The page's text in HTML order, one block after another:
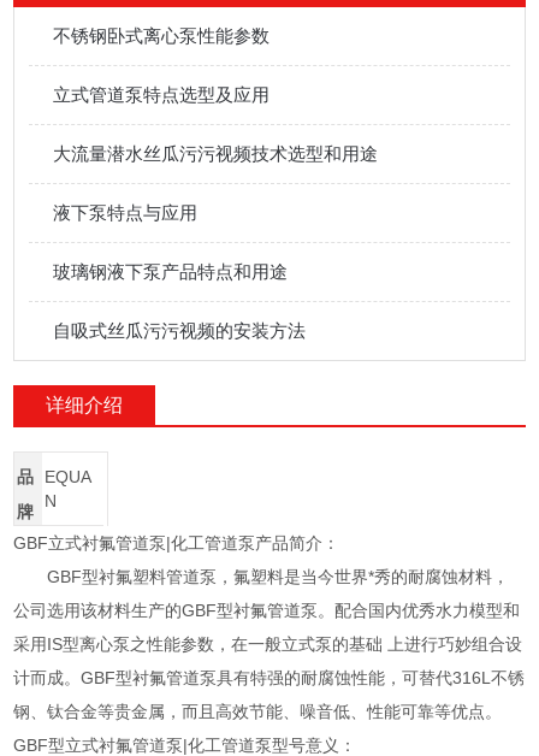
不锈钢卧式离心泵性能参数
立式管道泵特点选型及应用
大流量潜水丝瓜污污视频技术选型和用途
液下泵特点与应用
玻璃钢液下泵产品特点和用途
自吸式丝瓜污污视频的安装方法
详细介绍
品
牌
EQUA
N
GBF立式衬氟管道泵|化工管道泵产品简介：
GBF型衬氟塑料管道泵，氟塑料是当今世界*秀的耐腐蚀材料，
公司选用该材料生产的GBF型衬氟管道泵。配合国内优秀水力模型和
采用IS型离心泵之性能参数，在一般立式泵的基础 上进行巧妙组合设
计而成。GBF型衬氟管道泵具有特强的耐腐蚀性能，可替代316L不锈
钢、钛合金等贵金属，而且高效节能、噪音低、性能可靠等优点。
GBF型立式衬氟管道泵|化工管道泵型号意义：